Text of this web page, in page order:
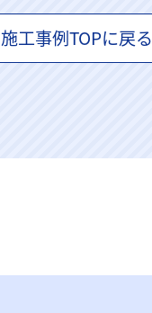
施工事例TOPに戻る